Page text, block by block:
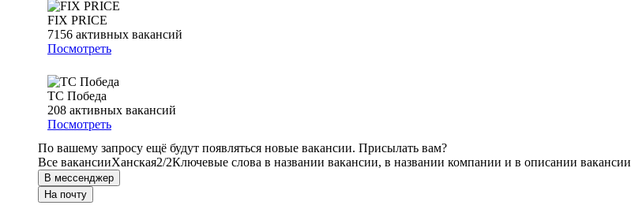
FIX PRICE
7156 активных вакансий
Посмотреть
ТС Победа
208 активных вакансий
Посмотреть
По вашему запросу ещё будут появляться новые вакансии. Присылать вам?
Все вакансииХанская2/2Ключевые слова в названии вакансии, в названии компании и в описании вакансии
В мессенджер
На почту